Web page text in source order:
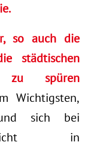
so auch die
städtischen
zu spüren
Wichtigsten,
sich bei
nicht in